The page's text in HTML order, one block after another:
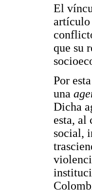
El
artículo
que su
Por
una
Dicha
esta, al
social,